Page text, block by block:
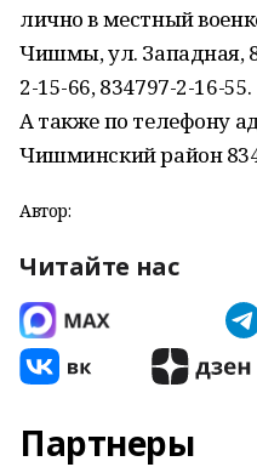
лично в местный
Чишмы, ул. Западная,
2-15-66, 834797-2-16-55.
А также по телефону
Чишминский район
Автор:
Читайте нас
Партнеры